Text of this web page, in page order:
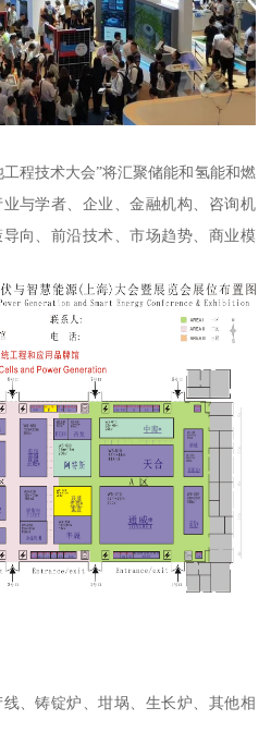
程技术大会”将汇聚储能和氢能和燃
与学者、企业、金融机构、咨询机
向、前沿技术、市场趋势、商业模
、铸锭炉、坩埚、生长炉、其他相